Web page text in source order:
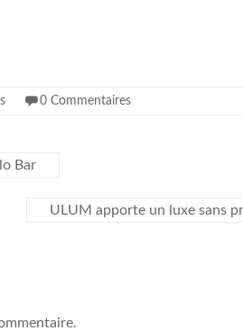
0 Commentaires
Bar
ULUM apporte un luxe sans